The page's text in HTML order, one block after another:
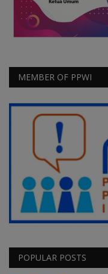
MEMBER OF PPWI
POPULAR POSTS